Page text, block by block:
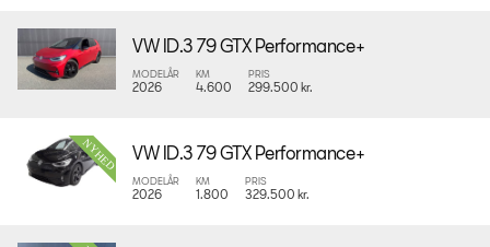
VW ID.3 79 GTX Performance+
MODELÅR
2026
KM
4.600
PRIS
299.500 kr.
VW ID.3 79 GTX Performance+
MODELÅR
2026
KM
1.800
PRIS
329.500 kr.